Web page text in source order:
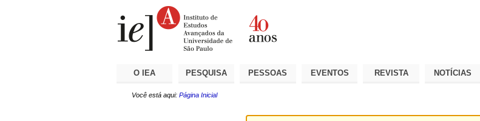
O IEA PESQUISA PESSOAS EVENTOS REVISTA NOTÍCIAS
Você está aqui: Página Inicial